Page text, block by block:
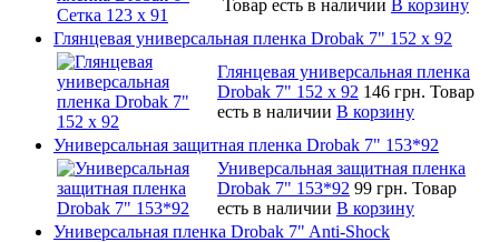
Товар есть в наличии В корзину
Глянцевая универсальная пленка Drobak 7" 152 x 92
Глянцевая универсальная пленка
Drobak 7" 152 x 92 146 грн. Товар
есть в наличии В корзину
Универсальная защитная пленка Drobak 7" 153*92
Универсальная защитная пленка
Drobak 7" 153*92 99 грн. Товар
есть в наличии В корзину
Универсальная пленка Drobak 7" Anti-Shock